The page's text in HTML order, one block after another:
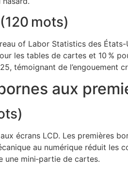
mots)
of Labor Statistics des
les tables de cartes et 10 %
témoignant de l’engouement
aux
écrans LCD. Les premières
au numérique réduit les
une mini‑partie de cartes.